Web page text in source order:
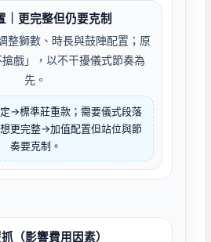
｜更完整但仍要克制
整獅數、時長與鼓陣配置；原
戲」，以不干擾儀式節奏為
先。
→標準莊重款；需要儀式段落
更完整→加值配置但站位與節
奏要克制。
（影響費用因素）